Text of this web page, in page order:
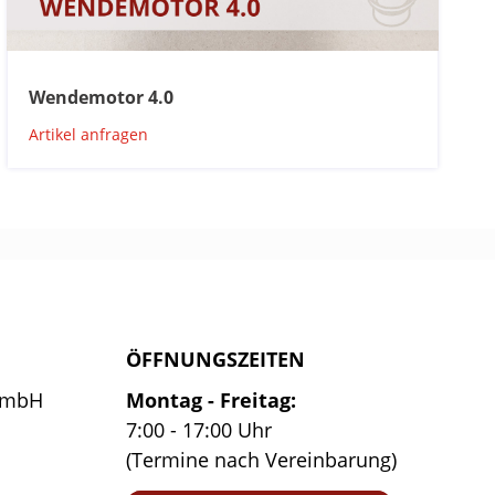
Wendemotor 4.0
Artikel anfragen
ÖFFNUNGSZEITEN
Montag - Freitag:
7:00 - 17:00 Uhr
(Termine nach Vereinbarung)